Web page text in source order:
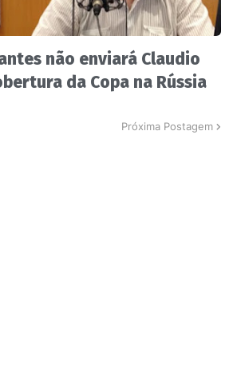
não enviará Claudio
da Copa na Rússia
Próxima Postagem